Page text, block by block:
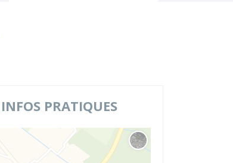
INFOS PRATIQUES
Changer le fond de carte